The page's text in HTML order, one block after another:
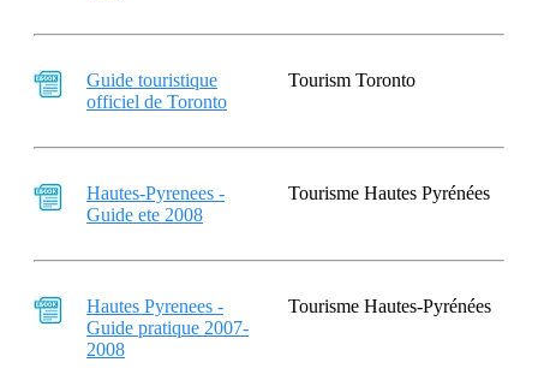
Guide touristique
officiel de Toronto
Tourism Toronto
Hautes-Pyrenees -
Guide ete 2008
Tourisme Hautes Pyrénées
Hautes Pyrenees -
Guide pratique 2007-
2008
Tourisme Hautes-Pyrénées